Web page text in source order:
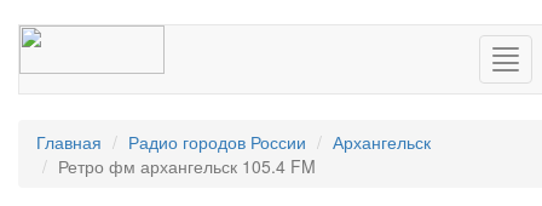
Главная Радио городов России
Архангельск
Ретро фм архангельск 105.4 FM